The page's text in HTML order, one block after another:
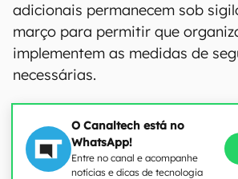
adicionais permanecem sob
março para permitir que
implementem as medidas de
necessárias.
O Canaltech está no
WhatsApp!
Entre no canal e acompanhe
notícias e dicas de tecnologia